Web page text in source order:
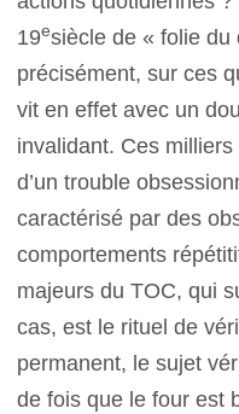
19esiècle de « folie du
précisément, sur ces
vit en effet avec un
invalidant. Ces
d’un trouble
caractérisé par des
comportements
majeurs du TOC, qui
cas, est le rituel de
permanent, le sujet
de fois que le four est